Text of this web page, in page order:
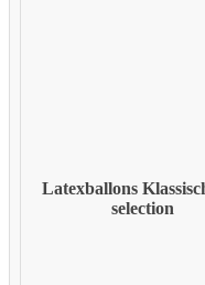
Latexballons
selection